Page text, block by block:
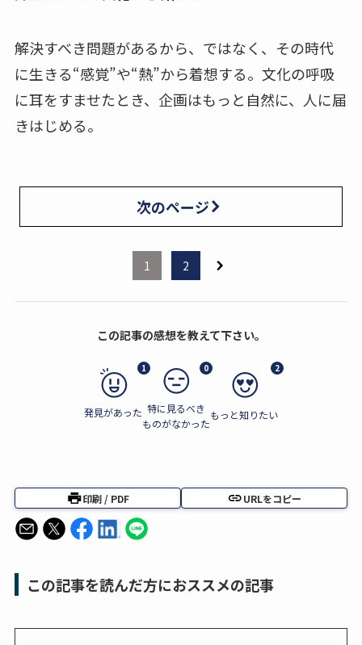
解決すべき問題があるから、ではなく、その時代
に生きる“感覚”や“熱”から着想する。文化の呼吸
に耳をすませたとき、企画はもっと自然に、人に届
きはじめる。
次のページ
1 2
この記事の感想を教えて下さい。
1
発見があった
0
特に見るべき
ものがなかった
2
もっと知りたい
印刷 / PDF URLをコピー
この記事を読んだ方におススメの記事